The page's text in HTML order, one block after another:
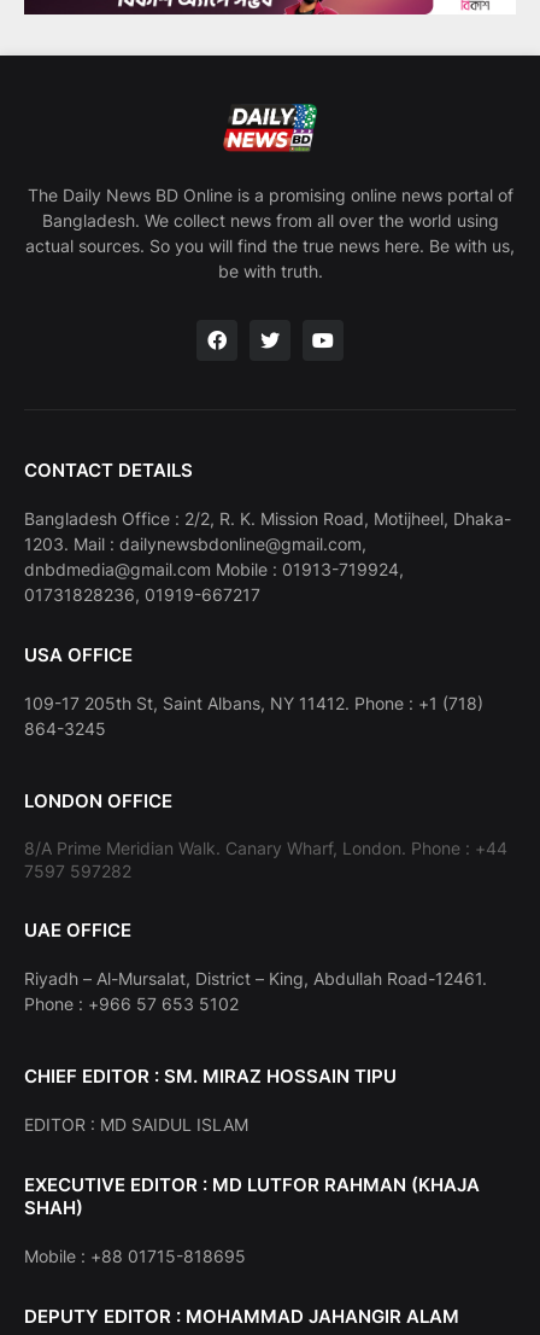
The Daily News BD Online is a promising online news portal of
Bangladesh. We collect news from all over the world using
actual sources. So you will find the true news here. Be with us,
be with truth.
CONTACT DETAILS
Bangladesh Office : 2/2, R. K. Mission Road, Motijheel, Dhaka-
1203. Mail : dailynewsbdonline@gmail.com,
dnbdmedia@gmail.com Mobile : 01913-719924,
01731828236, 01919-667217
USA OFFICE
109-17 205th St, Saint Albans, NY 11412. Phone : +1 (718)
864-3245
LONDON OFFICE
8/A Prime Meridian Walk. Canary Wharf, London. Phone : +44
7597 597282
UAE OFFICE
Riyadh – Al-Mursalat, District – King, Abdullah Road-12461.
Phone : +966 57 653 5102
CHIEF EDITOR : SM. MIRAZ HOSSAIN TIPU
EDITOR : MD SAIDUL ISLAM
EXECUTIVE EDITOR : MD LUTFOR RAHMAN (KHAJA
SHAH)
Mobile : +88 01715-818695
DEPUTY EDITOR : MOHAMMAD JAHANGIR ALAM